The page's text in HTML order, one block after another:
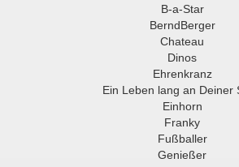
B-a-Star
BerndBerger
Chateau
Dinos
Ehrenkranz
Ein Leben lang an Deiner
Einhorn
Franky
Fußballer
Genießer